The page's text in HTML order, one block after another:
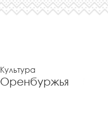
Культура
Оренбуржья